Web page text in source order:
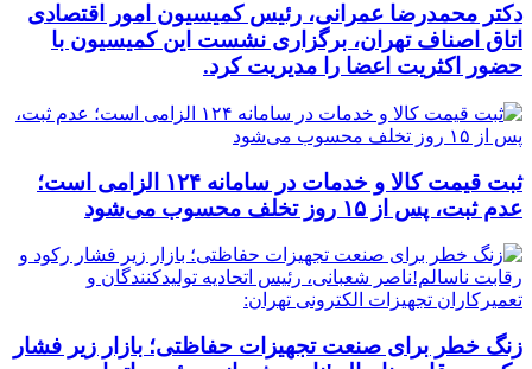
دکتر محمدرضا عمرانی، رئیس کمیسیون امور اقتصادی
اتاق اصناف تهران، برگزاری نشست این کمیسیون با
حضور اکثریت اعضا را مدیریت کرد.
ثبت قیمت کالا و خدمات در سامانه ۱۲۴ الزامی است؛
عدم ثبت، پس از ۱۵ روز تخلف محسوب می‌شود
زنگ خطر برای صنعت تجهیزات حفاظتی؛ بازار زیر فشار